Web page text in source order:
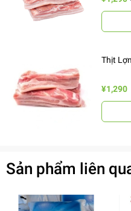
Thịt
¥1,290
Sản phẩm liên